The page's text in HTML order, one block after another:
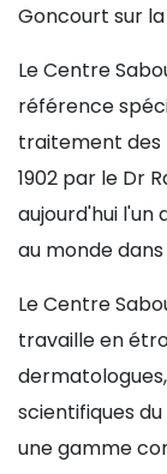
Goncourt sur la
Le Centre
référence
traitement des
1902 par le Dr
aujourd'hui l'un
au monde
Le Centre
travaille en
scientifiques
une gamme